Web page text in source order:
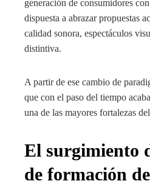
generación de consumidores
dispuesta a abrazar propuestas
calidad sonora, espectáculos
distintiva.
A partir de ese cambio de
que con el paso del tiempo
una de las mayores fortalezas
El surgimiento
de formación